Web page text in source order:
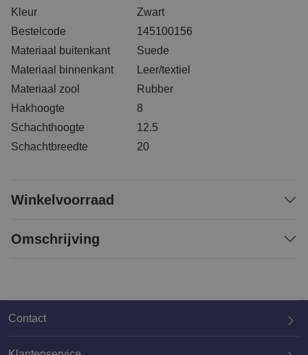
Kleur
Zwart
Bestelcode
145100156
Materiaal buitenkant
Suede
Materiaal binnenkant
Leer/textiel
Materiaal zool
Rubber
Hakhoogte
8
Schachthoogte
12.5
Schachtbreedte
20
Winkelvoorraad
Omschrijving
Contact